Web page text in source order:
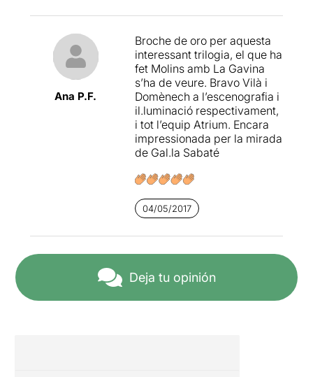
que sent.
I tal com li vam comentar al
col·loqui posterior, un petit
problema amb el to de veu,
molt intimista però queno
projecta prou i ens dificulta
encara més entendre-la.
Al segon acte estem a
províncies i veiem un
escriptor frustrat, mediocre,
Konstantin Trèplev – Kostia
(un excel·lent
Llordella) que viu a l'ombra
capaç d'escriure res que
sigui del gust de la seva
mare, rep la visita de Nina,
de la que està secretament
Ana P.F.
Broche de oro per aquesta
interessant trilogia, el que ha
fet Molins amb La Gavina
s’ha de veure. Bravo Vilà i
Domènech a l’escenografia i
il.luminació respectivament,
i tot l’equip Atrium. Encara
impressionada per la mirada
de Gal.la Sabaté
04/05/2017
Deja tu opinión